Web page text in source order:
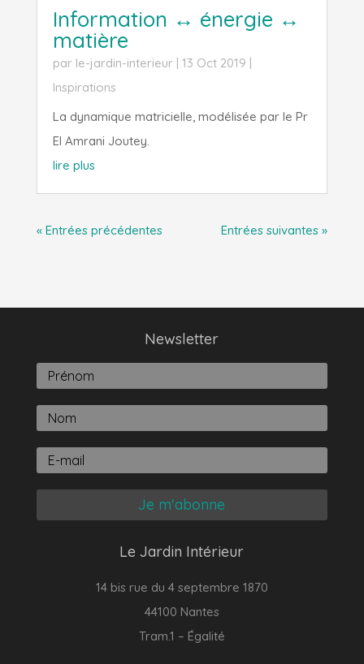
Information ↔ énergie ↔
matière
par le-jardin-interieur| 13 Oct 2019
Inspirations
La dynamique matricielle, modélisée par le Pr
El Amrani Joutey.
lire plus
« Entrées précédentes Entrées suivantes »
Newsletter
Je m'abonne
Le Jardin Intérieur
14 bis rue du 4 septembre 1870
44100 Nantes
Tram.1 – Égalité